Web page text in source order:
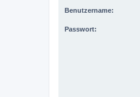
Benutzername:
Passwort: